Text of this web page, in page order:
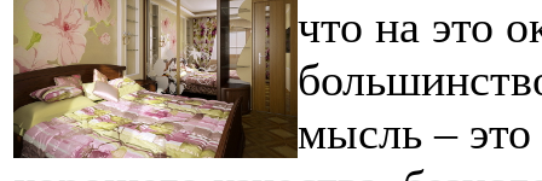
что на это
мысль – это